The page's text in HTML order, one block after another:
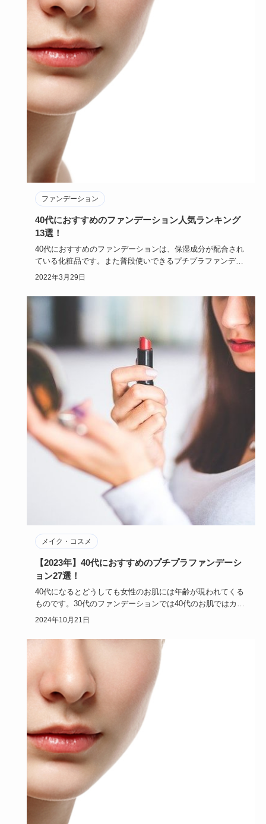
ファンデーション
40代におすすめのファンデーション人気ランキング
13選！
40代におすすめのファンデーションは、保湿成分が配合され
ている化粧品です。また普段使いできるプチプラファンデー
ションや、美…
2022年3月29日
メイク・コスメ
【2023年】40代におすすめのプチプラファンデーシ
ョン27選！
40代になるとどうしても女性のお肌には年齢が現われてくる
ものです。30代のファンデーションでは40代のお肌ではカバ
ー力に欠…
2024年10月21日